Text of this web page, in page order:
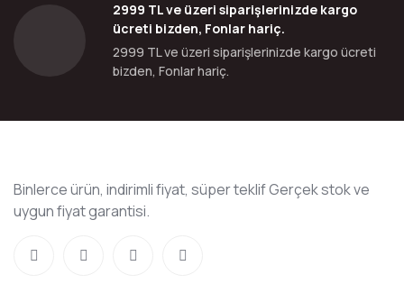
2999 TL ve üzeri siparişlerinizde kargo
ücreti bizden, Fonlar hariç.
2999 TL ve üzeri siparişlerinizde kargo ücreti
bizden, Fonlar hariç.
Binlerce ürün, indirimli fiyat, süper teklif Gerçek stok ve
uygun fiyat garantisi.